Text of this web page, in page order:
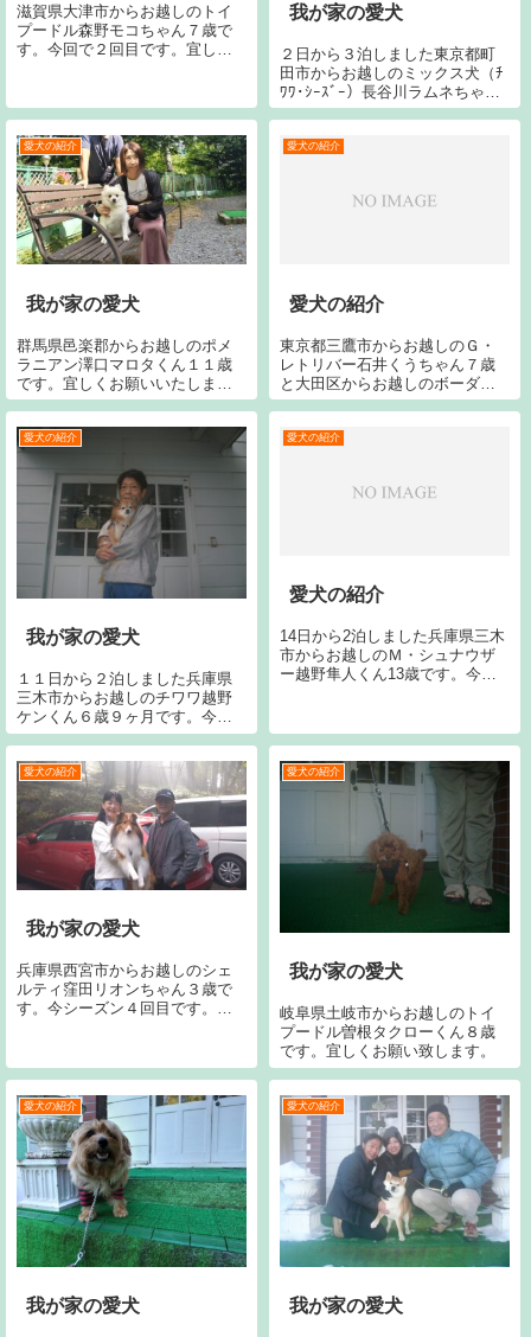
滋賀県大津市からお越しのトイ
プードル森野モコちゃん７歳で
す。今回で２回目です。宜しく
犬のシェパードナチちゃんが今
年５月に１４歳で脳梗塞で亡く
なりました。ご冥福をお祈りい
たします。慰霊の...
我が家の愛犬
２日から３泊しました東京都町
田市からお越しのミックス犬（ﾁ
ﾜﾜ･ｼｰｽﾞｰ）長谷川ラムネちゃん
１歳８ヶ月です。今シーズン２
宜しくお願い致します。
愛犬の紹介
我が家の愛犬
群馬県邑楽郡からお越しのポメ
ラニアン澤口マロタくん１１歳
です。宜しくお願いいたしま
す。
愛犬の紹介
愛犬の紹介
東京都三鷹市からお越しのＧ・
レトリバー石井くうちゃん７歳
と大田区からお越しのボーダー
コリー岩井ルイちゃん１１歳で
愛犬の紹介
我が家の愛犬
１１日から２泊しました兵庫県
三木市からお越しのチワワ越野
ケンくん６歳９ヶ月です。今回
で８回目です。宜しくお願い致
愛犬の紹介
愛犬の紹介
14日から2泊しました兵庫県三木
市からお越しのＭ・シュナウザ
ー越野隼人くん13歳です。今回
愛犬の紹介
我が家の愛犬
兵庫県西宮市からお越しのシェ
ルティ窪田リオンちゃん３歳で
す。今シーズン４回目です。今
愛犬の紹介
我が家の愛犬
岐阜県土岐市からお越しのトイ
プードル曽根タクローくん８歳
です。宜しくお願い致します。
愛犬の紹介
我が家の愛犬
愛犬の紹介
我が家の愛犬